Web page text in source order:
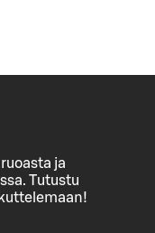
ja
Tutustu